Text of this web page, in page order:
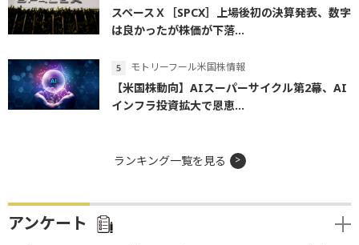
スペースＸ［SPCX］上場後初の決算発表、数字
は良かったが株価が下落...
モトリーフール米国株情報
【米国株動向】AIスーパーサイクル第2幕、AI
インフラ投資拡大で恩恵...
ランキング一覧を見る
アンケート